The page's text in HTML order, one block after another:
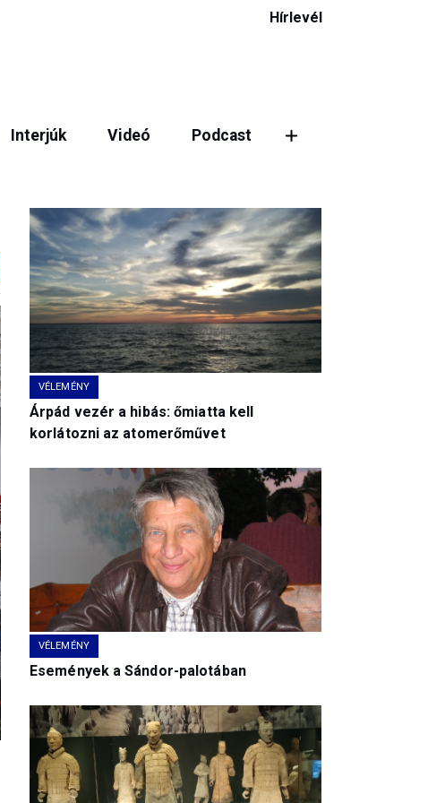
Hírlevél
Interjúk Videó Podcast
Megosztás
VÉLEMÉNY
Árpád vezér a hibás: őmiatta kell
korlátozni az atomerőművet
VÉLEMÉNY
Események a Sándor-palotában